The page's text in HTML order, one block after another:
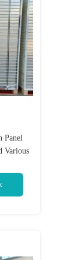
Panel
Various